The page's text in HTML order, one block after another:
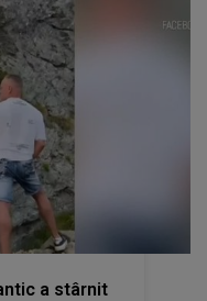
a stârnit